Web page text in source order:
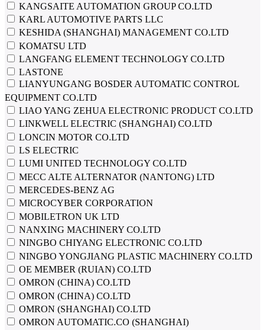
KANGSAITE AUTOMATION GROUP CO.LTD
KARL AUTOMOTIVE PARTS LLC
KESHIDA (SHANGHAI) MANAGEMENT CO.LTD
KOMATSU LTD
LANGFANG ELEMENT TECHNOLOGY CO.LTD
LASTONE
LIANYUNGANG BOSDER AUTOMATIC CONTROL
EQUIPMENT CO.LTD
LIAO YANG ZEHUA ELECTRONIC PRODUCT CO.LTD
LINKWELL ELECTRIC (SHANGHAI) CO.LTD
LONCIN MOTOR CO.LTD
LS ELECTRIC
LUMI UNITED TECHNOLOGY CO.LTD
MECC ALTE ALTERNATOR (NANTONG) LTD
MERCEDES-BENZ AG
MICROCYBER CORPORATION
MOBILETRON UK LTD
NANXING MACHINERY CO.LTD
NINGBO CHIYANG ELECTRONIC CO.LTD
NINGBO YONGJIANG PLASTIC MACHINERY CO.LTD
OE MEMBER (RUIAN) CO.LTD
OMRON (CHINA) CO.LTD
OMRON (CHINA) СО.LTD
OMRON (SHANGHAI) CO.LTD
OMRON AUTOMATIC.CO (SHANGHAI)